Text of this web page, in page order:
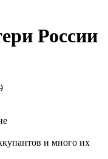
России
и много их